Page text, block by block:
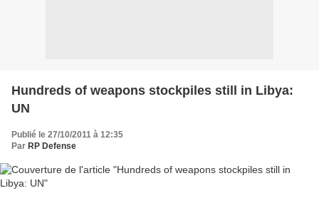
Hundreds of weapons stockpiles still in Libya:
UN
Publié le 27/10/2011 à 12:35
Par RP Defense